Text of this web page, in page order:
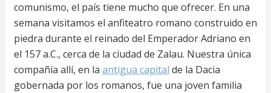
comunismo, el país tiene mucho que ofrecer. En una
semana visitamos el anfiteatro romano construido en
piedra durante el reinado del Emperador Adriano en
el 157 a.C., cerca de la ciudad de Zalau. Nuestra única
compañía allí, en la antigua capital de la Dacia
gobernada por los romanos, fue una joven familia